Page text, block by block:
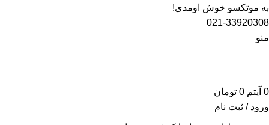
به موتکسو خوش اومدی!
021-33920308
منو
0 آیتم 0 تومان
ورود / ثبت نام